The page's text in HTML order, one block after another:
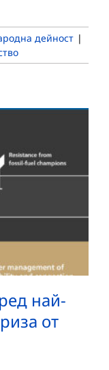
дейност |
най-
от